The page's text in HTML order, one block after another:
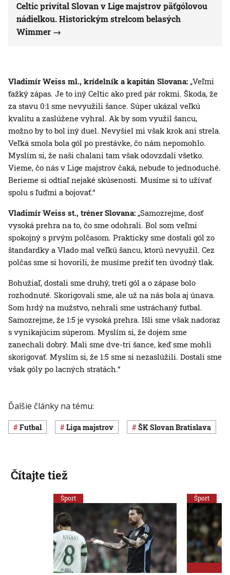
Celtic privítal Slovan v Lige majstrov päťgólovou
nádielkou. Historickým strelcom belasých
Wimmer
Vladimír Weiss ml., krídelník a kapitán Slovana: „Veľmi
ťažký zápas. Je to iný Celtic ako pred pár rokmi. Škoda, že
za stavu 0:1 sme nevyužili šance. Súper ukázal veľkú
kvalitu a zaslúžene vyhral. Ak by som využil šancu,
možno by to bol iný duel. Nevyšiel mi však krok ani strela.
Veľká smola bola gól po prestávke, čo nám nepomohlo.
Myslím si, že naši chalani tam však odovzdali všetko.
Vieme, čo nás v Lige majstrov čaká, nebude to jednoduché.
Berieme si odtiaľ nejaké skúsenosti. Musíme si to užívať
spolu s ľuďmi a bojovať.“
Vladimír Weiss st., tréner Slovana: „Samozrejme, dosť
vysoká prehra na to, čo sme odohrali. Bol som veľmi
spokojný s prvým polčasom. Prakticky sme dostali gól zo
štandardky a Vlado mal veľkú šancu, ktorú nevyužil. Cez
polčas sme si hovorili, že musíme prežiť ten úvodný tlak.
Bohužiaľ, dostali sme druhý, tretí gól a o zápase bolo
rozhodnuté. Skorigovali sme, ale už na nás bola aj únava.
Som hrdý na mužstvo, nehrali sme ustráchaný futbal.
Samozrejme, že 1:5 je vysoká prehra. Išli sme však nadoraz
s vynikajúcim súperom. Myslím si, že dojem sme
zanechali dobrý. Mali sme dve-tri šance, keď sme mohli
skorigovať. Myslím si, že 1:5 sme si nezaslúžili. Dostali sme
však góly po lacných stratách.“
Ďalšie články na tému:
Futbal Liga majstrov ŠK Slovan Bratislava
Čítajte tiež
Šport Šport